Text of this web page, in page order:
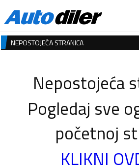
NEPOSTOJEĆA STRANICA
Nepostojeća
Pogledaj sve
početnoj
KLIKNI